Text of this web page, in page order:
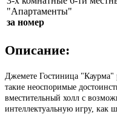
"Апартаменты"
за номер
Описание:
Джемете Гостиница "Каурма"
такие неоспоримые
вместительный холл с
интеллектуальную игру, как